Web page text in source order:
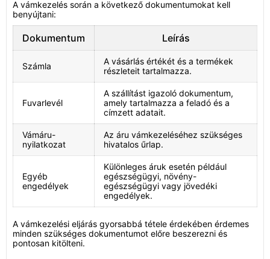
A vámkezelés során a következő dokumentumokat kell
benyújtani:
Dokumentum Leírás
Számla
A vásárlás értékét és a termékek
részleteit tartalmazza.
Fuvarlevél
A szállítást igazoló dokumentum,
amely tartalmazza a feladó és a
címzett adatait.
Vámáru-
nyilatkozat
Az áru vámkezeléséhez szükséges
hivatalos űrlap.
Egyéb
engedélyek
Különleges áruk esetén például
egészségügyi, növény-
egészségügyi vagy jövedéki
engedélyek.
A vámkezelési eljárás gyorsabbá tétele érdekében érdemes
minden szükséges dokumentumot előre beszerezni és
pontosan kitölteni.